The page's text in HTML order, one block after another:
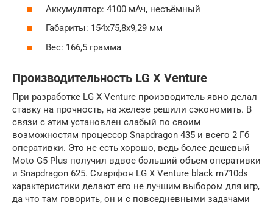
Аккумулятор: 4100 мАч, несъёмный
Габариты: 154х75,8х9,29 мм
Вес: 166,5 грамма
Производительность LG X Venture
При разработке LG X Venture производитель явно делал
ставку на прочность, на железе решили сэкономить. В
связи с этим установлен слабый по своим
возможностям процессор Snapdragon 435 и всего 2 Гб
оперативки. Это не есть хорошо, ведь более дешевый
Moto G5 Plus получил вдвое больший объем оперативки
и Snapdragon 625. Смартфон LG X Venture black m710ds
характеристики делают его не лучшим выбором для игр,
да что там говорить, он и с повседневными задачами